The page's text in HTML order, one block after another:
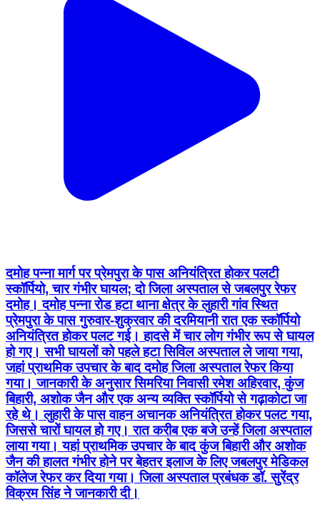
दमोह पन्ना मार्ग पर प्रेमपुरा के पास अनियंत्रित होकर पलटी
स्कॉर्पियो, चार गंभीर घायल; दो जिला अस्पताल से जबलपुर रेफर
दमोह। दमोह पन्ना रोड हटा थाना क्षेत्र के लुहारी गांव स्थित
प्रेमपुरा के पास गुरुवार-शुक्रवार की दरमियानी रात एक स्कॉर्पियो
अनियंत्रित होकर पलट गई। हादसे में चार लोग गंभीर रूप से घायल
हो गए। सभी घायलों को पहले हटा सिविल अस्पताल ले जाया गया,
जहां प्राथमिक उपचार के बाद दमोह जिला अस्पताल रेफर किया
गया। जानकारी के अनुसार सिमरिया निवासी रमेश अहिरवार, कुंज
बिहारी, अशोक जैन और एक अन्य व्यक्ति स्कॉर्पियो से गढ़ाकोटा जा
रहे थे। लुहारी के पास वाहन अचानक अनियंत्रित होकर पलट गया,
जिससे चारों घायल हो गए। रात करीब एक बजे उन्हें जिला अस्पताल
लाया गया। यहां प्राथमिक उपचार के बाद कुंज बिहारी और अशोक
जैन की हालत गंभीर होने पर बेहतर इलाज के लिए जबलपुर मेडिकल
कॉलेज रेफर कर दिया गया। जिला अस्पताल प्रबंधक डॉ. सुरेंद्र
विक्रम सिंह ने जानकारी दी।